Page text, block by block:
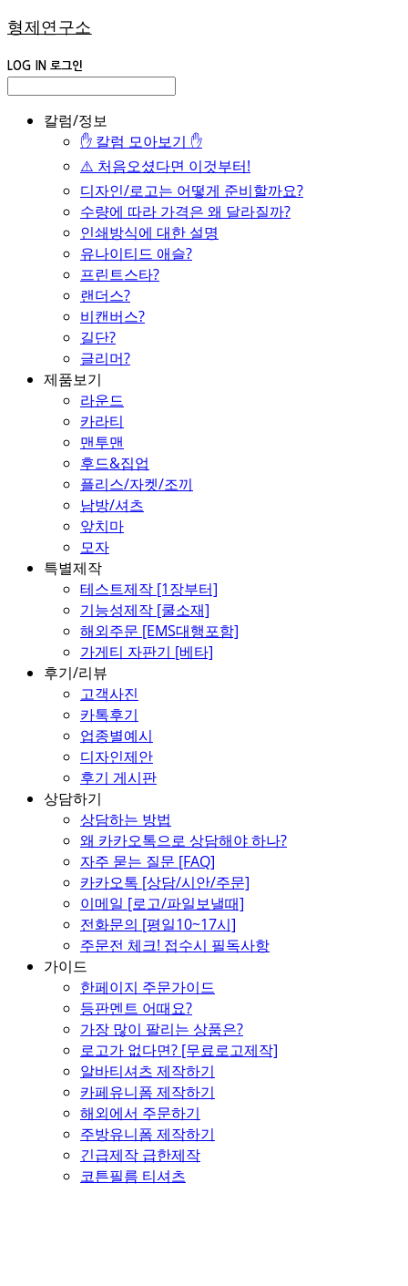
형제연구소
LOG IN 로그인
칼럼/정보
✋ 칼럼 모아보기 ✋
⚠️ 처음오셨다면 이것부터!
디자인/로고는 어떻게 준비할까요?
수량에 따라 가격은 왜 달라질까?
인쇄방식에 대한 설명
유나이티드 애슬?
프린트스타?
랜더스?
비캔버스?
길단?
글리머?
제품보기
라운드
카라티
맨투맨
후드&집업
플리스/자켓/조끼
남방/셔츠
앞치마
모자
특별제작
테스트제작 [1장부터]
기능성제작 [쿨소재]
해외주문 [EMS대행포함]
가게티 자판기 [베타]
후기/리뷰
고객사진
카톡후기
업종별예시
디자인제안
후기 게시판
상담하기
상담하는 방법
왜 카카오톡으로 상담해야 하나?
자주 묻는 질문 [FAQ]
카카오톡 [상담/시안/주문]
이메일 [로고/파일보낼때]
전화문의 [평일10~17시]
주문전 체크! 접수시 필독사항
가이드
한페이지 주문가이드
등판멘트 어때요?
가장 많이 팔리는 상품은?
로고가 없다면? [무료로고제작]
알바티셔츠 제작하기
카페유니폼 제작하기
해외에서 주문하기
주방유니폼 제작하기
긴급제작 급한제작
코튼필름 티셔츠